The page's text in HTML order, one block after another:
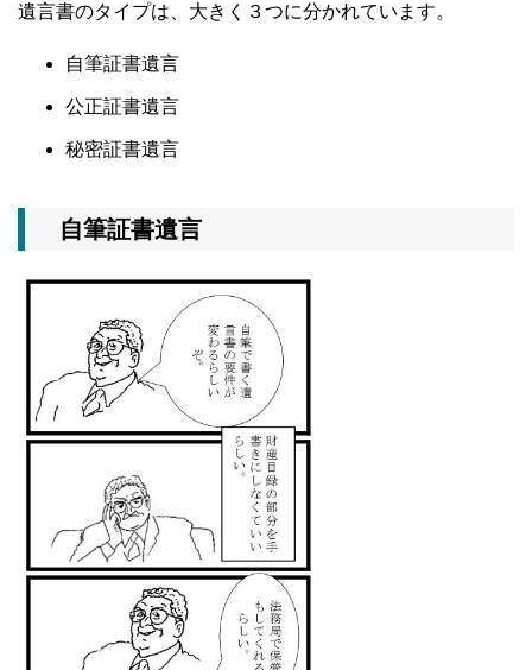
遺言書のタイプは、大きく３つに分かれています。
自筆証書遺言
公正証書遺言
秘密証書遺言
自筆証書遺言